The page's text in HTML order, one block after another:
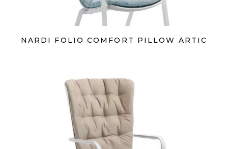
NARDI FOLIO COMFORT PILLOW ARTIC